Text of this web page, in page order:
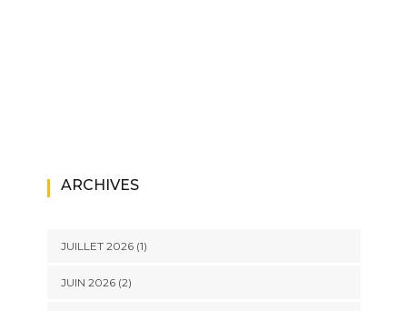
ARCHIVES
JUILLET 2026(1)
JUIN 2026(2)